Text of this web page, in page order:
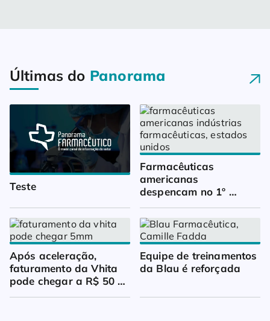
Últimas do Panorama
Teste
Farmacêuticas
americanas
despencam no 1º
trimestre
Após aceleração,
faturamento da Vhita
pode chegar a R$ 50
milhões
Equipe de treinamentos
da Blau é reforçada